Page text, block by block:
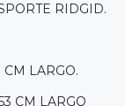
RIDGID.
LARGO.
CM LARGO